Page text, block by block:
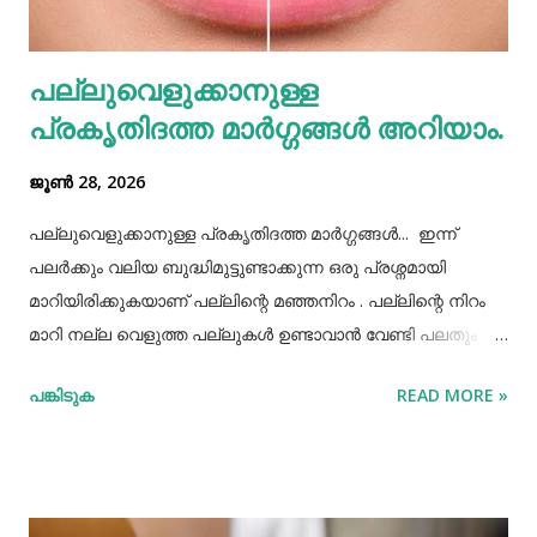
തെറ്റിദ്ധാരണ ഉണ്ടാക്കാൻ കാരണമായിത്തീരും. അതുപോലെ
വെള്ളം പോലെയുള്ള സാധനങ്ങൾ ഒരു പാത്രത്തിൽ
കൊണ്ടുവച്ചാൽ അത് അപ്പാടെ കുടിക്കാതെ മറ്റുള്ളവർക്ക്
കൂട...
പല്ലുവെളുക്കാനുള്ള
പ്രകൃതിദത്ത മാര്‍ഗ്ഗങ്ങള്‍ അറിയാം.
ജൂൺ 28, 2026
പല്ലുവെളുക്കാനുള്ള പ്രകൃതിദത്ത മാര്‍ഗ്ഗങ്ങള്‍... ഇന്ന്
പലർക്കും വലിയ ബുദ്ധിമുട്ടുണ്ടാക്കുന്ന ഒരു പ്രശ്നമായി
മാറിയിരിക്കുകയാണ് പല്ലിന്റെ മഞ്ഞനിറം . പല്ലിന്റെ നിറം
മാറി നല്ല വെളുത്ത പല്ലുകൾ ഉണ്ടാവാൻ വേണ്ടി പലതും
പല്ലിന്‍റെ മഞ്ഞനിറം മാറ്റാന്‍ പല മാര്‍ഗ്ഗങ്ങളും
പങ്കിടുക READ MORE »